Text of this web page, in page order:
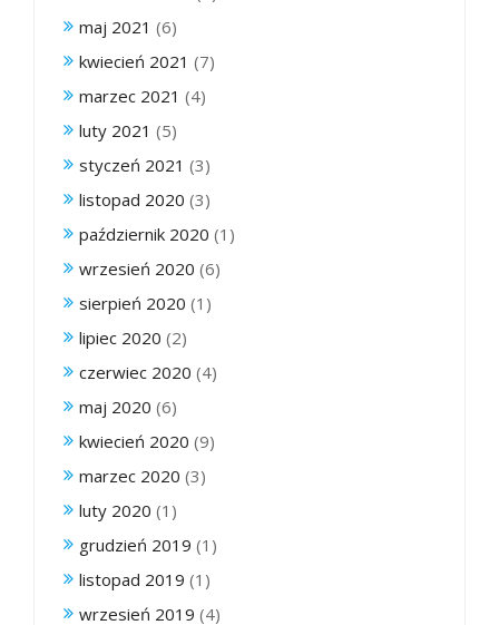
maj 2021 (6)
kwiecień 2021 (7)
marzec 2021 (4)
luty 2021 (5)
styczeń 2021 (3)
listopad 2020 (3)
październik 2020 (1)
wrzesień 2020 (6)
sierpień 2020 (1)
lipiec 2020 (2)
czerwiec 2020 (4)
maj 2020 (6)
kwiecień 2020 (9)
marzec 2020 (3)
luty 2020 (1)
grudzień 2019 (1)
listopad 2019 (1)
wrzesień 2019 (4)